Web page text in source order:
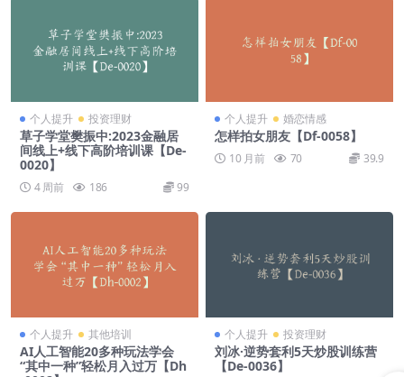
个人提升 投资理财
草子学堂樊振中:2023金融居
间线上+线下高阶培训课【De-
0020】
4 周前 186 99
个人提升 婚恋情感
怎样拍女朋友【Df-0058】
10 月前 70 39.9
个人提升 其他培训
AI人工智能20多种玩法学会
“其中一种”轻松月入过万【Dh
个人提升 投资理财
刘冰·逆势套利5天炒股训练营
【De-0036】